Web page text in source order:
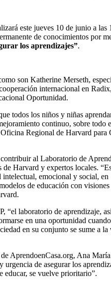
este jueves 10 de junio a
de conocimientos por
los aprendizajes”.
son Katherine Merseth,
internacional en
Oportunidad.
todos los niños y niñas
continuo, sobre
Regional de Harvard
al Laboratorio de
Harvard y expertos locales.
emocional y social,
de educación con
“el laboratorio de aprendizaje,
en una oportunidad
en su conjunto se sume a
AprendoenCasa.org, Ana
de asegurar los
educar, se vuelve prioritario”.